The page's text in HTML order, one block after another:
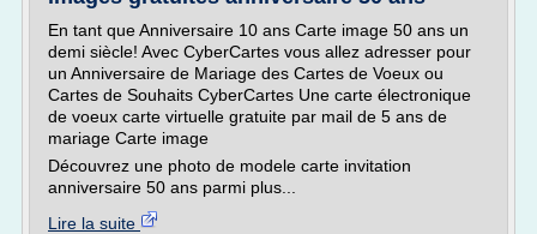
En tant que Anniversaire 10 ans Carte image 50 ans un
demi siècle! Avec CyberCartes vous allez adresser pour
un Anniversaire de Mariage des Cartes de Voeux ou
Cartes de Souhaits CyberCartes Une carte électronique
de voeux carte virtuelle gratuite par mail de 5 ans de
mariage Carte image
Découvrez une photo de modele carte invitation
anniversaire 50 ans parmi plus...
Lire la suite